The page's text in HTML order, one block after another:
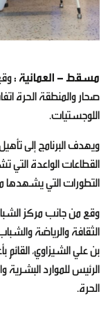
مسقط - العمانية :
صحار والمنطقة الحرة
اللوجستيات.
ويهدف البرنامج إلى
القطاعات الواعدة
التطورات التي يشهدها
وقع من جانب مركز
الثقافة والرياضة
بن علي الشيزاوي، القائم
الرئيس للموارد
الحرة.